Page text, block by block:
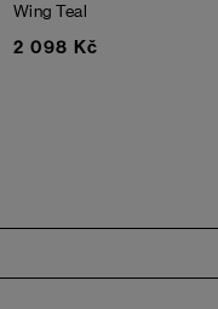
Wing Teal
2 098 Kč